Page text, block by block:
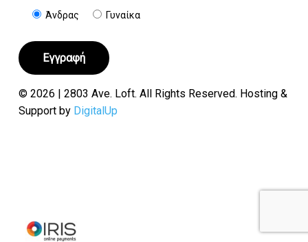
Άνδρας Γυναίκα
© 2026 | 2803 Ave. Loft. All Rights Reserved. Hosting &
Support by DigitalUp